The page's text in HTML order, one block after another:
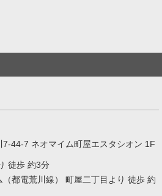
7-44-7 ネオマイム町屋エスタシオン 1F
徒歩 約3分
都電荒川線） 町屋二丁目より 徒歩 約